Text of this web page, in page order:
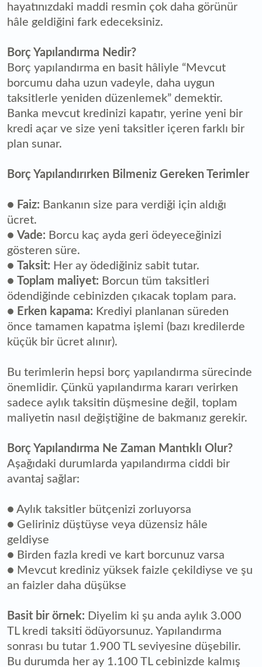
hayatınızdaki maddi resmin çok daha görünür
hâle geldiğini fark edeceksiniz.
Borç Yapılandırma Nedir?
Borç yapılandırma en basit hâliyle “Mevcut
borcumu daha uzun vadeyle, daha uygun
taksitlerle yeniden düzenlemek” demektir.
Banka mevcut kredinizi kapatır, yerine yeni bir
kredi açar ve size yeni taksitler içeren farklı bir
plan sunar.
Borç Yapılandırırken Bilmeniz Gereken Terimler
● Faiz: Bankanın size para verdiği için aldığı
ücret.
● Vade: Borcu kaç ayda geri ödeyeceğinizi
gösteren süre.
● Taksit: Her ay ödediğiniz sabit tutar.
● Toplam maliyet: Borcun tüm taksitleri
ödendiğinde cebinizden çıkacak toplam para.
● Erken kapama: Krediyi planlanan süreden
önce tamamen kapatma işlemi (bazı kredilerde
küçük bir ücret alınır).
Bu terimlerin hepsi borç yapılandırma sürecinde
önemlidir. Çünkü yapılandırma kararı verirken
sadece aylık taksitin düşmesine değil, toplam
maliyetin nasıl değiştiğine de bakmanız gerekir.
Borç Yapılandırma Ne Zaman Mantıklı Olur?
Aşağıdaki durumlarda yapılandırma ciddi bir
avantaj sağlar:
● Aylık taksitler bütçenizi zorluyorsa
● Geliriniz düştüyse veya düzensiz hâle
geldiyse
● Birden fazla kredi ve kart borcunuz varsa
● Mevcut krediniz yüksek faizle çekildiyse ve şu
an faizler daha düşükse
Basit bir örnek: Diyelim ki şu anda aylık 3.000
TL kredi taksiti ödüyorsunuz. Yapılandırma
sonrası bu tutar 1.900 TL seviyesine düşebilir.
Bu durumda her ay 1.100 TL cebinizde kalmış